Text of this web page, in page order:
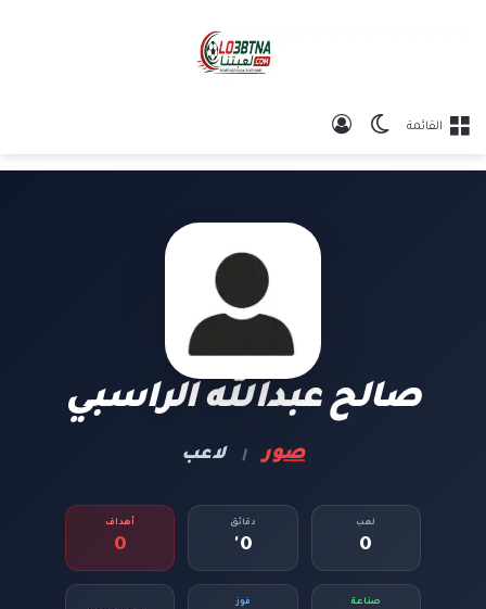
القائمة الوضع المظلم
صالح عبدالله الراسبي
صور | لاعب
لعب
0
دقائق
0'
أهداف
0
صناعة فوز